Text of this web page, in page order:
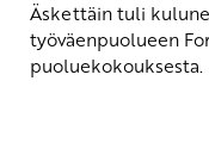
Äskettäin tuli
työväenpuolueen
puoluekokouksesta.